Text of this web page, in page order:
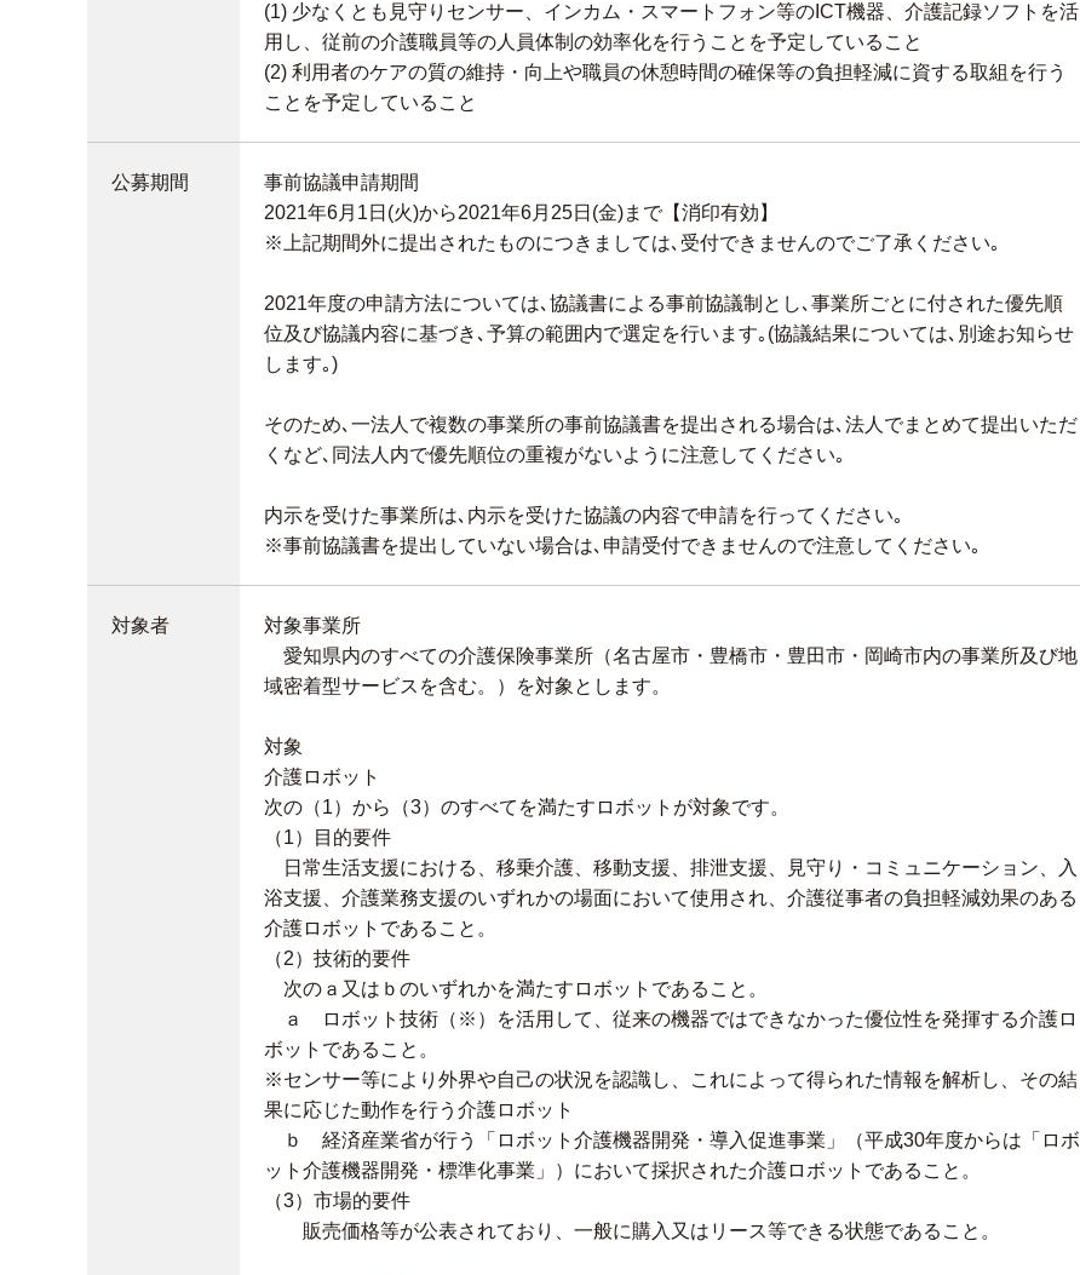
(1) 少なくとも見守りセンサー、インカム・スマートフォン等のICT機器、介護記録ソフトを活
用し、従前の介護職員等の人員体制の効率化を行うことを予定していること
(2) 利用者のケアの質の維持・向上や職員の休憩時間の確保等の負担軽減に資する取組を行う
ことを予定していること
公募期間
事前協議申請期間
2021年6月1日(火)から2021年6月25日(金)まで【消印有効】
※上記期間外に提出されたものにつきましては､受付できませんのでご了承ください｡
2021年度の申請方法については､協議書による事前協議制とし､事業所ごとに付された優先順
位及び協議内容に基づき､予算の範囲内で選定を行います｡(協議結果については､別途お知らせ
します｡)
そのため､一法人で複数の事業所の事前協議書を提出される場合は､法人でまとめて提出いただ
くなど､同法人内で優先順位の重複がないように注意してください｡
内示を受けた事業所は､内示を受けた協議の内容で申請を行ってください｡
※事前協議書を提出していない場合は､申請受付できませんので注意してください｡
対象者
対象事業所
愛知県内のすべての介護保険事業所（名古屋市・豊橋市・豊田市・岡崎市内の事業所及び地
域密着型サービスを含む。）を対象とします。
対象
介護ロボット
次の（1）から（3）のすべてを満たすロボットが対象です。
（1）目的要件
日常生活支援における、移乗介護、移動支援、排泄支援、見守り・コミュニケーション、入
浴支援、介護業務支援のいずれかの場面において使用され、介護従事者の負担軽減効果のある
介護ロボットであること。
（2）技術的要件
次のａ又はｂのいずれかを満たすロボットであること。
ａ ロボット技術（※）を活用して、従来の機器ではできなかった優位性を発揮する介護ロ
ボットであること。
※センサー等により外界や自己の状況を認識し、これによって得られた情報を解析し、その結
果に応じた動作を行う介護ロボット
ｂ 経済産業省が行う「ロボット介護機器開発・導入促進事業」（平成30年度からは「ロボ
ット介護機器開発・標準化事業」）において採択された介護ロボットであること。
（3）市場的要件
販売価格等が公表されており、一般に購入又はリース等できる状態であること。